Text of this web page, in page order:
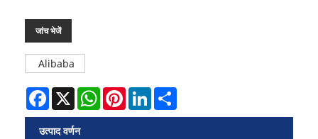
जांच भेजें
Alibaba
Facebook
X WhatsAppPinterestLinkedIn
उत्पाद वर्णन